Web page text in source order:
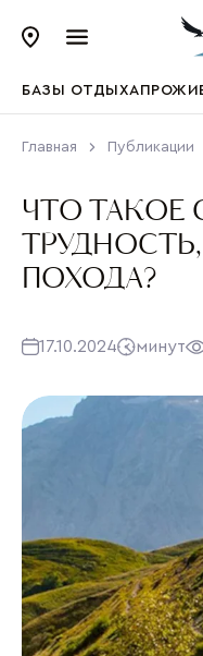
БАЗЫ ОТДЫХА
Главная Публикации
ЧТО
ПОХОДА?
17.10.2024 минут